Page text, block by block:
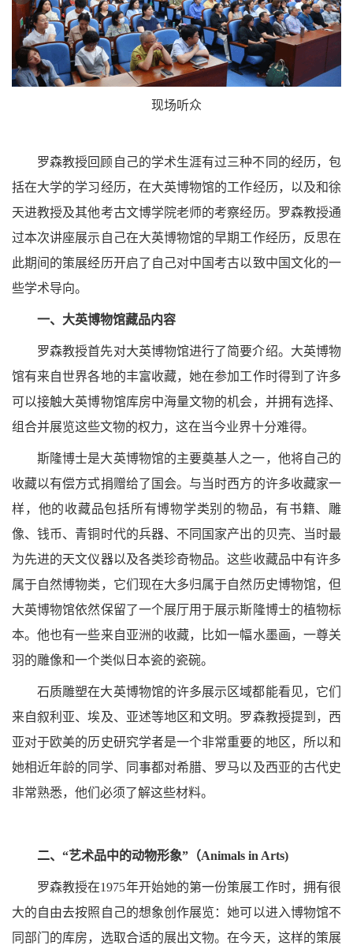
现场听众
罗森教授回顾自己的学术生涯有过三种不同的经历，包
括在大学的学习经历，在大英博物馆的工作经历，以及和徐
天进教授及其他考古文博学院老师的考察经历。罗森教授通
过本次讲座展示自己在大英博物馆的早期工作经历，反思在
此期间的策展经历开启了自己对中国考古以致中国文化的一
些学术导向。
一、大英博物馆藏品内容
罗森教授首先对大英博物馆进行了简要介绍。大英博物
馆有来自世界各地的丰富收藏，她在参加工作时得到了许多
可以接触大英博物馆库房中海量文物的机会，并拥有选择、
组合并展览这些文物的权力，这在当今业界十分难得。
斯隆博士是大英博物馆的主要奠基人之一，他将自己的
收藏以有偿方式捐赠给了国会。与当时西方的许多收藏家一
样，他的收藏品包括所有博物学类别的物品，有书籍、雕
像、钱币、青铜时代的兵器、不同国家产出的贝壳、当时最
为先进的天文仪器以及各类珍奇物品。这些收藏品中有许多
属于自然博物类，它们现在大多归属于自然历史博物馆，但
大英博物馆依然保留了一个展厅用于展示斯隆博士的植物标
本。他也有一些来自亚洲的收藏，比如一幅水墨画，一尊关
羽的雕像和一个类似日本瓷的瓷碗。
石质雕塑在大英博物馆的许多展示区域都能看见，它们
来自叙利亚、埃及、亚述等地区和文明。罗森教授提到，西
亚对于欧美的历史研究学者是一个非常重要的地区，所以和
她相近年龄的同学、同事都对希腊、罗马以及西亚的古代史
非常熟悉，他们必须了解这些材料。
二、“艺术品中的动物形象”（Animals in Arts)
罗森教授在1975年开始她的第一份策展工作时，拥有很
大的自由去按照自己的想象创作展览：她可以进入博物馆不
同部门的库房，选取合适的展出文物。在今天，这样的策展